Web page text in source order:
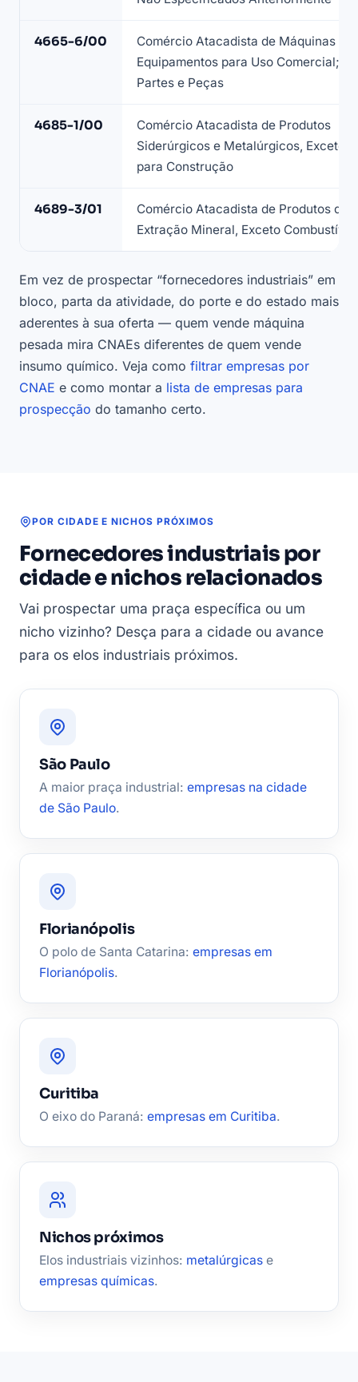
4665-6/00
Comércio Atacadista de Máquinas e
Equipamentos para Uso Comercial;
Partes e Peças
4685-1/00
Comércio Atacadista de Produtos
Siderúrgicos e Metalúrgicos, Exceto
para Construção
4689-3/01
Comércio Atacadista de Produtos da
Extração Mineral, Exceto
Em vez de prospectar “fornecedores industriais” em
bloco, parta da atividade, do porte e do estado mais
aderentes à sua oferta — quem vende máquina
pesada mira CNAEs diferentes de quem vende
insumo químico. Veja como filtrar empresas por
CNAE e como montar a lista de empresas para
prospecção do tamanho certo.
POR CIDADE E NICHOS PRÓXIMOS
Fornecedores industriais por
cidade e nichos relacionados
Vai prospectar uma praça específica ou um
nicho vizinho? Desça para a cidade ou avance
para os elos industriais próximos.
São Paulo
A maior praça industrial: empresas na cidade
de São Paulo.
Florianópolis
O polo de Santa Catarina: empresas em
Florianópolis.
Curitiba
O eixo do Paraná: empresas em Curitiba.
Nichos próximos
Elos industriais vizinhos: metalúrgicas e
empresas químicas.